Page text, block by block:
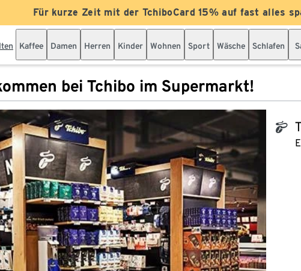
Für kurze Zeit mit der TchiboCard 15% auf fast alles
Kaffee Damen Herren Kinder Wohnen Sport Wäsche Schlafen
bei Tchibo im Supermarkt!
tchibo_logo